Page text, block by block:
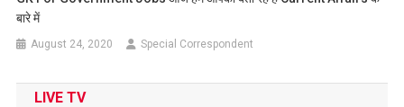
बारे में
August 24, 2020 Special Correspondent
LIVE TV